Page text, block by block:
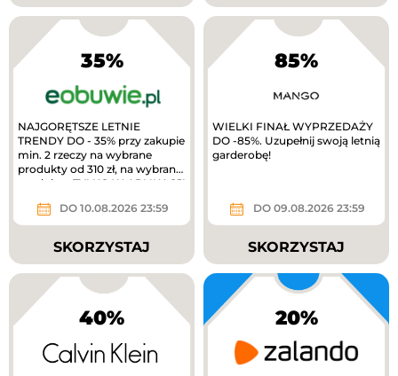
35%
NAJGORĘTSZE LETNIE
TRENDY DO - 35% przy zakupie
min. 2 rzeczy na wybrane
produkty od 310 zł, na wybrane
produkty. TYLKO W APLIKACJI
DO 10.08.2026 23:59
SKORZYSTAJ
85%
WIELKI FINAŁ WYPRZEDAŻY
DO -85%. Uzupełnij swoją letnią
garderobę!
DO 09.08.2026 23:59
SKORZYSTAJ
40% 20%